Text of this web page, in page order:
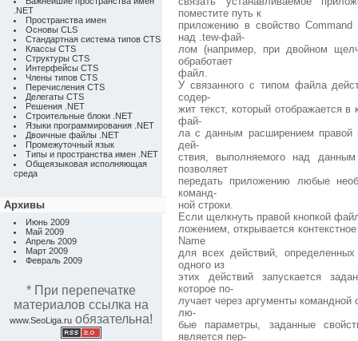
.NET
Пространства имен
Основы CLS
Стандартная система типов CTS
Классы CTS
Структуры CTS
Интерфейсы CTS
Члены типов CTS
Перечисления CTS
Делегаты CTS
Решения .NET
Строительные блоки .NET
Языки программирования .NET
Двоичные файлы .NET
Промежуточный язык
Типы и пространства имен .NET
Общеязыковая исполняющая
среда
Архивы
Июнь 2009
Май 2009
Апрель 2009
Март 2009
Февраль 2009
* При перепечатке
материалов ссылка на
www.SeoLiga.ru обязательна!
поместите путь к
приложению в свойство
над .tew-фай-
лом (например, при двойном
обработает
файл.
У связанного с типом файла
содер-
жит текст, который отображается
фай-
ла с данным расширением правой
дей-
ствия, выполняемого над
позволяет
передать приложению любые
команд-
ной строки.
Если щелкнуть правой кнопкой
ложением, открывается
Name
для всех действий,
одного из
этих действий запускается
которое по-
лучает через аргументы командной
лю-
бые параметры, заданные
является пер-